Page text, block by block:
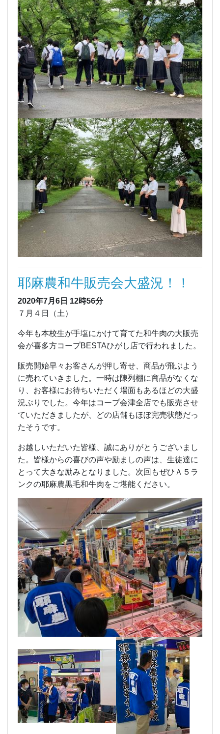
耶麻農和牛販売会大盛況！！
2020年7月6日 12時56分
７月４日（土）
今年も本校生が手塩にかけて育てた和牛肉の大販売
会が喜多方コープBESTAひがし店で行われました。
販売開始早々お客さんが押し寄せ、商品が飛ぶよう
に売れていきました。一時は陳列棚に商品がなくな
り、お客様にお待ちいただく場面もあるほどの大盛
況ぶりでした。今年はコープ会津全店でも販売させ
ていただきましたが、どの店舗もほぼ完売状態だっ
たそうです。
お越しいただいた皆様、誠にありがとうございまし
た。皆様からの喜びの声や励ましの声は、生徒達に
とって大きな励みとなりました。次回もぜひＡ５ラ
ンクの耶麻農黒毛和牛肉をご堪能ください。